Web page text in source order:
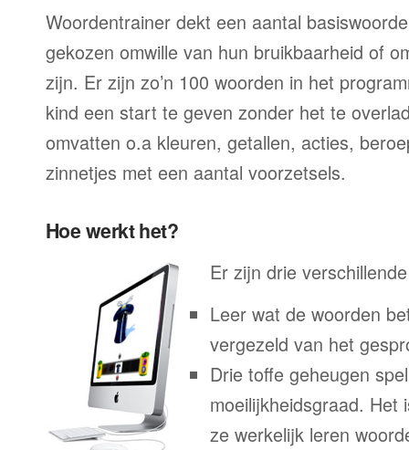
Woordentrainer dekt een aantal
gekozen omwille van hun bruikbaarheid of
zijn. Er zijn zo’n 100 woorden in het
kind een start te geven zonder het te
omvatten o.a kleuren, getallen, acties,
zinnetjes met een aantal voorzetsels.
Hoe werkt het?
Er zijn drie
Leer wat de woorden
vergezeld van het
Drie toffe geheugen
moeilijkheidsgraad. Het
ze werkelijk leren